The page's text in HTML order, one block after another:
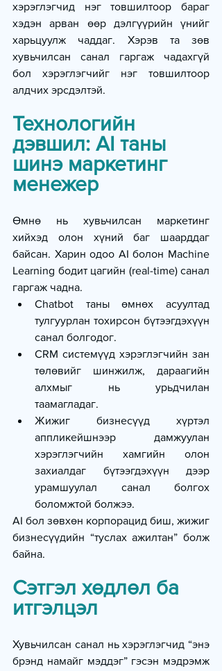
хэрэглэгчид нэг товшилтоор бараг
хэдэн арван өөр дэлгүүрийн үнийг
харьцуулж чаддаг. Хэрэв та зөв
хувьчилсан санал гаргаж чадахгүй
бол хэрэглэгчийг нэг товшилтоор
алдчих эрсдэлтэй.
Технологийн
дэвшил: AI таны
шинэ маркетинг
менежер
Өмнө нь хувьчилсан маркетинг
хийхэд олон хүний баг шаарддаг
байсан. Харин одоо AI болон Machine
Learning бодит цагийн (real-time) санал
гаргаж чадна.
Chatbot таны өмнөх асуултад
тулгуурлан тохирсон бүтээгдэхүүн
санал болгодог.
CRM системүүд хэрэглэгчийн зан
төлөвийг шинжилж, дараагийн
алхмыг нь урьдчилан
таамагладаг.
Жижиг бизнесүүд хүртэл
аппликейшнээр дамжуулан
хэрэглэгчийн хамгийн олон
захиалдаг бүтээгдэхүүн дээр
урамшуулал санал болгох
боломжтой болжээ.
AI бол зөвхөн корпорацид биш, жижиг
бизнесүүдийн “туслах ажилтан” болж
байна.
Сэтгэл хөдлөл ба
итгэлцэл
Хувьчилсан санал нь хэрэглэгчид “энэ
брэнд намайг мэддэг” гэсэн мэдрэмж